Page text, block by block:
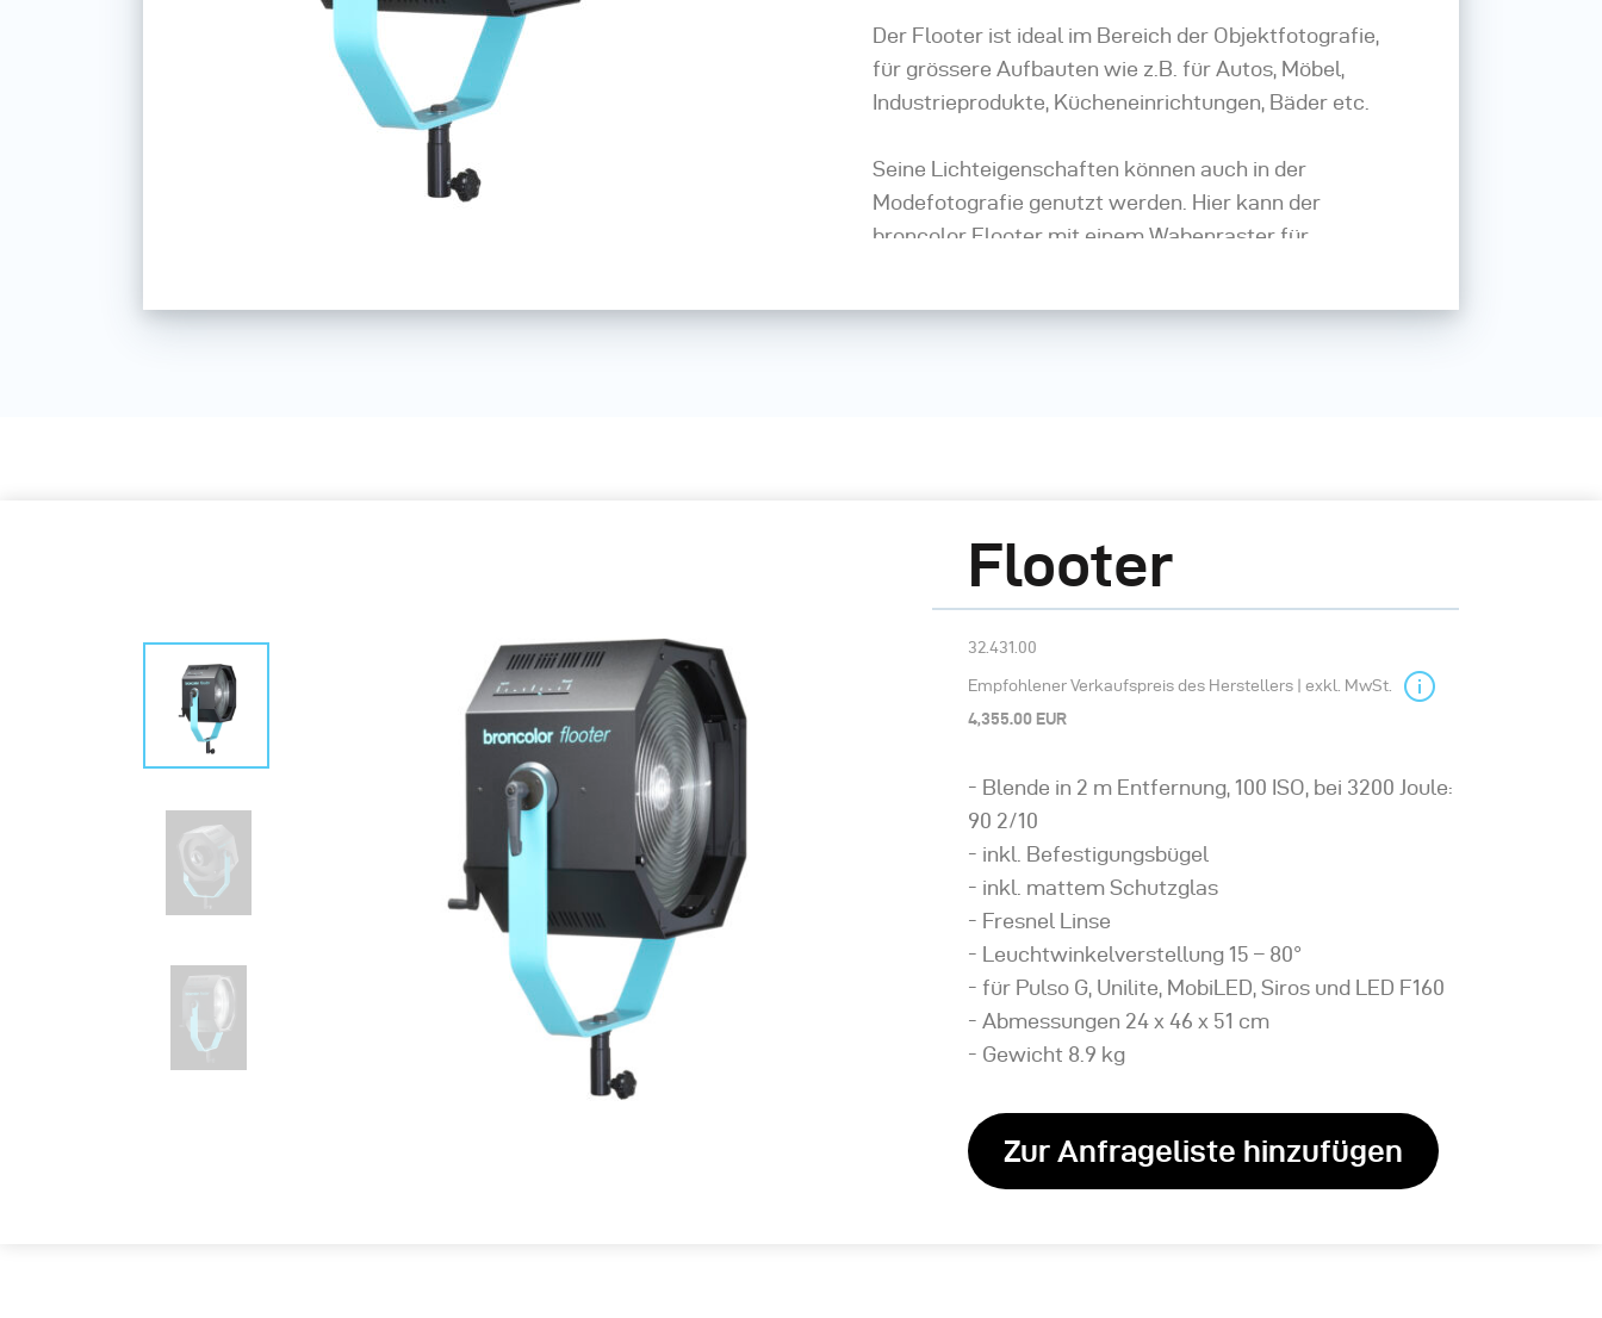
Der Flooter ist ideal im Bereich der Objektfotografie,
für grössere Aufbauten wie z.B. für Autos, Möbel,
Industrieprodukte, Kücheneinrichtungen, Bäder etc.
Seine Lichteigenschaften können auch in der
Modefotografie genutzt werden. Hier kann der
broncolor Flooter mit einem Wabenraster für
Flooter
32.431.00
Empfohlener Verkaufspreis des Herstellers | exkl. MwSt.
4,355.00 EUR
- Blende in 2 m Entfernung, 100 ISO, bei 3200 Joule:
90 2/10
- inkl. Befestigungsbügel
- inkl. mattem Schutzglas
- Fresnel Linse
- Leuchtwinkelverstellung 15 – 80°
- für Pulso G, Unilite, MobiLED, Siros und LED F160
- Abmessungen 24 x 46 x 51 cm
- Gewicht 8.9 kg
Zur Anfrageliste hinzufügen